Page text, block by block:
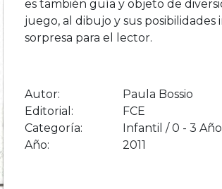
es también guía y objeto de
juego, al dibujo y sus
sorpresa para el lector.
Autor:
Paula Bossio
Editorial:
FCE
Categoría:
Infantil / 0 - 3
Año:
2011